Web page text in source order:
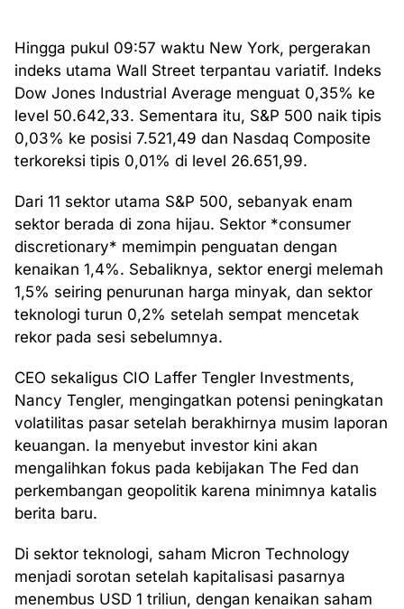
Hingga pukul 09:57 waktu New York, pergerakan
indeks utama Wall Street terpantau variatif. Indeks
Dow Jones Industrial Average menguat 0,35% ke
level 50.642,33. Sementara itu, S&P 500 naik tipis
0,03% ke posisi 7.521,49 dan Nasdaq Composite
terkoreksi tipis 0,01% di level 26.651,99.
Dari 11 sektor utama S&P 500, sebanyak enam
sektor berada di zona hijau. Sektor *consumer
discretionary* memimpin penguatan dengan
kenaikan 1,4%. Sebaliknya, sektor energi melemah
1,5% seiring penurunan harga minyak, dan sektor
teknologi turun 0,2% setelah sempat mencetak
rekor pada sesi sebelumnya.
CEO sekaligus CIO Laffer Tengler Investments,
Nancy Tengler, mengingatkan potensi peningkatan
volatilitas pasar setelah berakhirnya musim laporan
keuangan. Ia menyebut investor kini akan
mengalihkan fokus pada kebijakan The Fed dan
perkembangan geopolitik karena minimnya katalis
berita baru.
Di sektor teknologi, saham Micron Technology
menjadi sorotan setelah kapitalisasi pasarnya
menembus USD 1 triliun, dengan kenaikan saham